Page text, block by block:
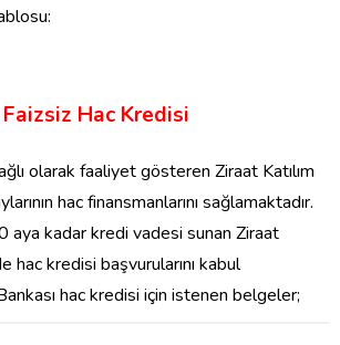
Hac Kredisi
olarak faaliyet gösteren Ziraat Katılım
hac finansmanlarını sağlamaktadır.
aya kadar kredi vadesi sunan Ziraat
hac kredisi başvurularını kabul
hac kredisi için istenen belgeler;